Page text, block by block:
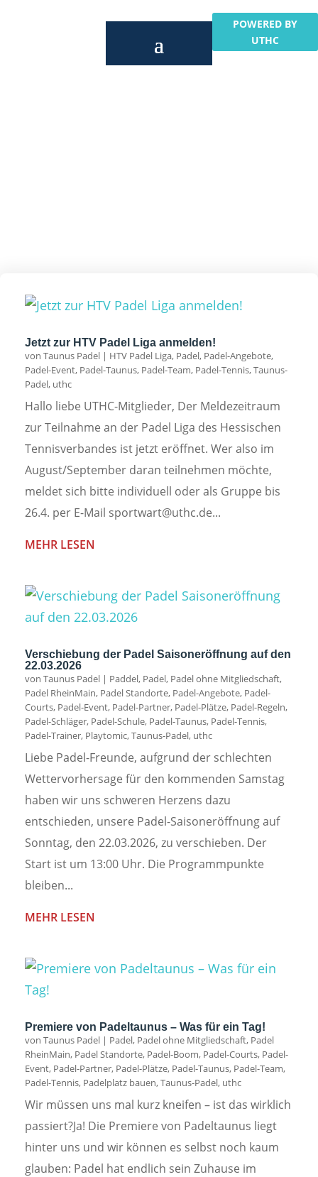
POWERED BY
UTHC
Jetzt zur HTV Padel Liga anmelden!
von Taunus Padel | HTV Padel Liga, Padel, Padel-Angebote,
Padel-Event, Padel-Taunus, Padel-Team, Padel-Tennis,Taunus-
Padel, uthc
Hallo liebe UTHC-Mitglieder, Der Meldezeitraum
zur Teilnahme an der Padel Liga des Hessischen
Tennisverbandes ist jetzt eröffnet. Wer also im
August/September daran teilnehmen möchte,
meldet sich bitte individuell oder als Gruppe bis
26.4. per E-Mail sportwart@uthc.de...
MEHR LESEN
Verschiebung der Padel Saisoneröffnung auf den
22.03.2026
von Taunus Padel | Paddel, Padel, Padel ohne Mitgliedschaft,
Padel RheinMain, Padel Standorte, Padel-Angebote, Padel-
Courts, Padel-Event, Padel-Partner, Padel-Plätze, Padel-Regeln,
Padel-Schläger, Padel-Schule, Padel-Taunus, Padel-Tennis,
Padel-Trainer, Playtomic,Taunus-Padel, uthc
Liebe Padel-Freunde, aufgrund der schlechten
Wettervorhersage für den kommenden Samstag
haben wir uns schweren Herzens dazu
entschieden, unsere Padel-Saisoneröffnung auf
Sonntag, den 22.03.2026, zu verschieben. Der
Start ist um 13:00 Uhr. Die Programmpunkte
bleiben...
MEHR LESEN
Premiere von Padeltaunus – Was für ein Tag!
von Taunus Padel | Padel, Padel ohne Mitgliedschaft, Padel
RheinMain, Padel Standorte, Padel-Boom, Padel-Courts, Padel-
Event, Padel-Partner, Padel-Plätze, Padel-Taunus, Padel-Team,
Padel-Tennis, Padelplatz bauen,Taunus-Padel, uthc
Wir müssen uns mal kurz kneifen – ist das wirklich
passiert?Ja! Die Premiere von Padeltaunus liegt
hinter uns und wir können es selbst noch kaum
glauben: Padel hat endlich sein Zuhause im